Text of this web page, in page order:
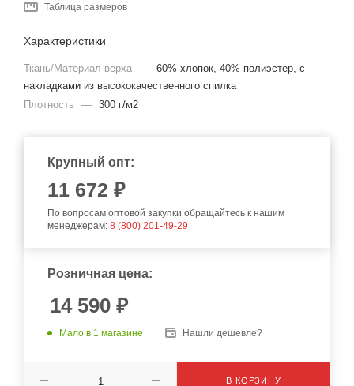
Таблица размеров
Характеристики
Ткань/Материал верха — 60% хлопок, 40% полиэстер, с
накладками из высококачественного спилка
Плотность
— 300 г/м2
Крупный опт:
11 672 ₽
По вопросам оптовой закупки обращайтесь к нашим
менеджерам: 8 (800) 201-49-29
Розничная цена:
14 590 ₽
Мало в 1 магазине Нашли дешевле?
В КОРЗИНУ